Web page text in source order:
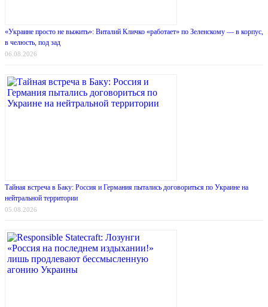
«Украине просто не выжить»: Виталий Кличко «работает» по Зеленскому — в корпус,
в челюсть, под зад
06.08.2026
Тайная встреча в Баку: Россия и Германия пытались договориться по Украине на
нейтральной территории
05.08.2026